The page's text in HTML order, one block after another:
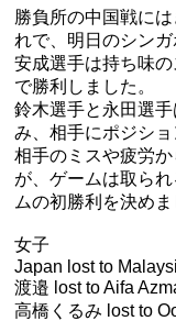
勝負所の中国戦に
れで、明日のシン
安成選手は持ち味
で勝利しました。
鈴木選手と永田選
み、相手にポジシ
相手のミスや疲労
が、ゲームは取ら
ムの初勝利を決めま
女子
Japan lost to
渡邉 lost to Aifa
高橋くるみ lost to